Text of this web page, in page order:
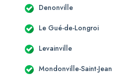
Denonville
Le Gué-de-Longroi
Levainville
Mondonville-Saint-Jean